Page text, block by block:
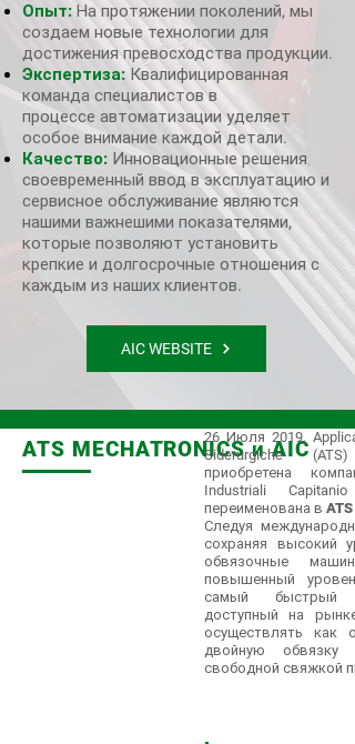
Опыт: На протяжении поколений, мы
создаем новые технологии для
достижения превосходства продукции.
Экспертиза: Квалифицированная
команда специалистов в
процессе автоматизации уделяет
особое внимание каждой детали.
Качество: Инновационные решения,
своевременный ввод в эксплуатацию и
сервисное обслуживание являются
нашими важнешими показателями,
которые позволяют установить
крепкие и долгосрочные отношения с
каждым из наших клиентов.
AIC WEBSITE
ATS MECHATRONICS и AIC
26Июля 2019,
Siderurgiche
приобретена
Industriali
переименована в
Следуя
сохраняя высокий
обвязочные
повышенный
самый быстрый
доступный на рынке
осуществлять как
двойную обвязку
свободной свяжкой